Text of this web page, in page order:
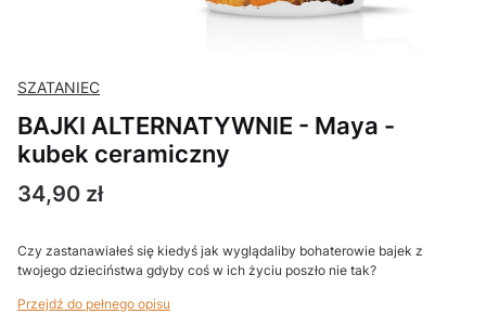
SZATANIEC
BAJKI ALTERNATYWNIE - Maya -
kubek ceramiczny
Cena
34,90 zł
Czy zastanawiałeś się kiedyś jak wyglądaliby bohaterowie bajek z
twojego dzieciństwa gdyby coś w ich życiu poszło nie tak?
Przejdź do pełnego opisu